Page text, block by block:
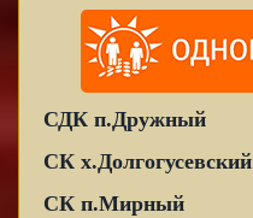
СДК п.Дружный
СК х.Долгогусевский
СК п.Мирный